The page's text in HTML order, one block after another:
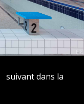
suivant dans la